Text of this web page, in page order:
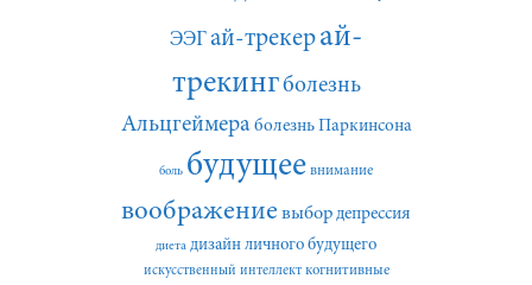
ЭЭГай-трекерай-
трекингболезнь
Альцгеймера болезнь Паркинсона
боль будущее внимание
воображение выбор депрессия
диета дизайн личного будущего
искусственный интеллект когнитивные